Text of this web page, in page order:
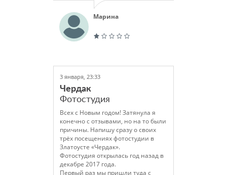
простейшей модели, когда на
примерке выяснилось, что топ
очевидно мал, она просто сказала
что не хочет больше шить.
Материал уже испорчен и я очень
конечно не возместила) Хорошо,
если мой отзыв убережёт кого-то
от такой же ошибки.
Марина
3 января, 23:33
Чердак
Фотостудия
Всех с Новым годом! Затянула я
конечно с отзывами, но на то были
причины. Напишу сразу о своих
трёх посещениях фотостудии в
Златоусте «Чердак».
Фотостудия открылась год назад в
декабре 2017 года.
Первый раз мы пришли туда с